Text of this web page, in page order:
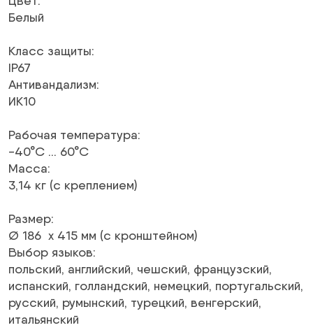
Белый
Класс защиты:
IP67
Антивандализм:
ИК10
Рабочая температура:
-40°C … 60°C
Масса:
3,14 кг (с креплением)
Размер:
Ø 186 x 415 мм (с кронштейном)
Выбор языков:
польский, английский, чешский, французский,
испанский, голландский, немецкий, португальский,
русский, румынский, турецкий, венгерский,
итальянский